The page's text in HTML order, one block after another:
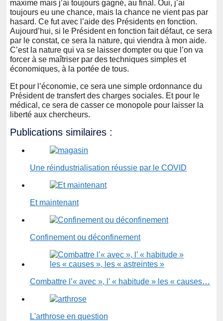
maxime mais j’ai toujours gagné, au final. Oui, j’ai
toujours eu une chance, mais la chance ne vient pas par
hasard. Ce fut avec l’aide des Présidents en fonction.
Aujourd’hui, si le Président en fonction fait défaut, ce sera
par le constat, ce sera la nature, qui viendra à mon aide.
C’est la nature qui va se laisser dompter ou que l’on va
forcer à se maîtriser par des techniques simples et
économiques, à la portée de tous.
Et pour l’économie, ce sera une simple ordonnance du
Président de transfert des charges sociales. Et pour le
médical, ce sera de casser ce monopole pour laisser la
liberté aux chercheurs.
Publications similaires :
Une réindustrialisation réussie par le COVID
Et maintenant
Confinement ou déconfinement
Combattre l’« avec », l’ « habitude » les « causes…
L'arthrose en question